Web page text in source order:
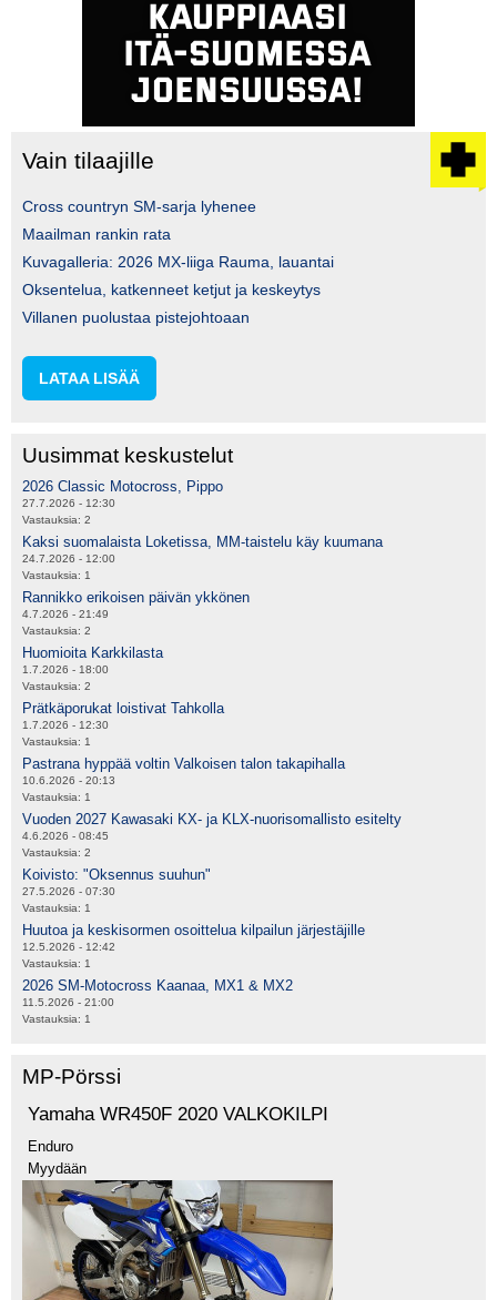
Vain tilaajille
Cross countryn SM-sarja lyhenee
Maailman rankin rata
Kuvagalleria: 2026 MX-liiga Rauma, lauantai
Oksentelua, katkenneet ketjut ja keskeytys
Villanen puolustaa pistejohtoaan
LATAA LISÄÄ
Uusimmat keskustelut
2026 Classic Motocross, Pippo
27.7.2026 - 12:30
Vastauksia: 2
Kaksi suomalaista Loketissa, MM-taistelu käy kuumana
24.7.2026 - 12:00
Vastauksia: 1
Rannikko erikoisen päivän ykkönen
4.7.2026 - 21:49
Vastauksia: 2
Huomioita Karkkilasta
1.7.2026 - 18:00
Vastauksia: 2
Prätkäporukat loistivat Tahkolla
1.7.2026 - 12:30
Vastauksia: 1
Pastrana hyppää voltin Valkoisen talon takapihalla
10.6.2026 - 20:13
Vastauksia: 1
Vuoden 2027 Kawasaki KX- ja KLX-nuorisomallisto esitelty
4.6.2026 - 08:45
Vastauksia: 2
Koivisto: "Oksennus suuhun"
27.5.2026 - 07:30
Vastauksia: 1
Huutoa ja keskisormen osoittelua kilpailun järjestäjille
12.5.2026 - 12:42
Vastauksia: 1
2026 SM-Motocross Kaanaa, MX1 & MX2
11.5.2026 - 21:00
Vastauksia: 1
MP-Pörssi
Yamaha WR450F 2020 VALKOKILPI
Enduro
Myydään